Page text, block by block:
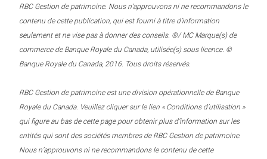
RBC Gestion de patrimoine. Nous n’approuvons ni ne recommandons le
contenu de cette publication, qui est fourni à titre d’information
seulement et ne vise pas à donner des conseils. ®/ MC Marque(s) de
commerce de Banque Royale du Canada, utilisée(s) sous licence. ©
Banque Royale du Canada, 2016. Tous droits réservés.
RBC Gestion de patrimoine est une division opérationnelle de Banque
Royale du Canada. Veuillez cliquer sur le lien « Conditions d’utilisation »
qui figure au bas de cette page pour obtenir plus d’information sur les
entités qui sont des sociétés membres de RBC Gestion de patrimoine.
Nous n’approuvons ni ne recommandons le contenu de cette